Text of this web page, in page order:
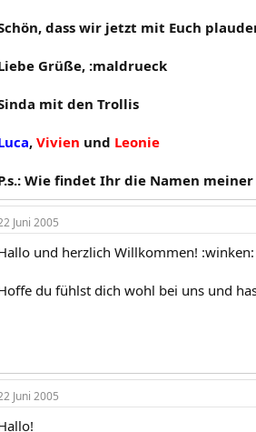
dass wir jetzt mit Euch
Grüße, :maldrueck
mit den Trollis
, Vivien und Leonie
Wie findet Ihr die Namen meiner
Juni 2005
und herzlich Willkommen! :winken:
du fühlst dich wohl bei uns und
Juni 2005